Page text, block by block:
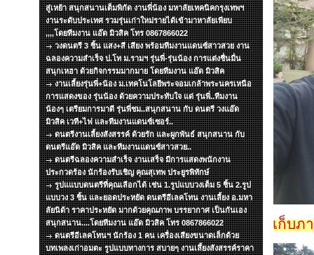
สู่เหย้า สนุกสนานเต็มพิกัด งานพี่น้อง มหาลัยเทคนิคกรุงเทพฯ
งานระดับประเทศ รวมรุ่นเก่าใหม่รายได้เข้ามาหาลัยเพียบ
,,,,โดยทีมงาน แอ๊ด มิวสิค โทร 0867866022
วงดนตรี 3 ชิ้น แสง+สี เสียง พร้อมทีมงานแดนซ์สาวสวย งาน
ฉลองความสำเร็จ ป.โท ม.รามฯ รุ่นพี่-รุ่นน้อง การแต่งชื่นมื่น
สนุกเหฮา ด้วยกิจกรรมมากมาย โดยทีมงาน แอ๊ด มิวสิค
งานเลี้ยงรุ่นพี่+น้อง ม.เทคโนโลยีพระจอมเกล้าพระนครเหนือ
การแสดงของ รุ่นน้อง ด้วยความประทับใจ แด่ รุ่นพี่..ทีมงาน
น้องๆ เตรียมการมาดี รุ่นพี่ชม..สนุกสนาน กับ ดนตรี วงแอ๊ด
มิวสิค เวที+ไฟ และทีมงานแดนซ์เซอร์..
ดนตรีงานเลี้ยงสังสรรค์ ด้วยรัก และผูกพันธ์ สนุกสนาน กับ
ดนตรีแอ๊ด มิวสิค และทีมงานแดนซ์สาวสวย..
ดนตรีฉลองความสำเร็จ งานเสร็จ มีการแสดงพนักงาน
ประกวดร้อง นักร้องรับเชิญ คุณสุเทพ ประยูรพิทักษ์
รูปแแบบดนตรีที่คุณเลือกได้ เช่น 1.รูปแบบวงเต็ม 5 ชิ้น 2.รูป
แบบวง 3 ชิ้น และยอดประหยัด ดนตรีอีเลคโทน งานเลี้ยง อ.มหา
ลัยนิด้า ราคาประหยัด มากด้วยคุณภาพ บรรยากาศ เป็นกันเอง
สนุกสนาน....โดยทีมงาน แอ๊ด มิวสิค โทร 0867866022
ดนตรีอีเลคโทนฯ นักร้อง 1 คน เครื่องเสียงขนาดเล็กด้วย
บทเพลงเก่าอมตะ รูปแบบทางการ สบายๆ งานเลึ้ยงสังสรรค์ราคา
เก็บภ